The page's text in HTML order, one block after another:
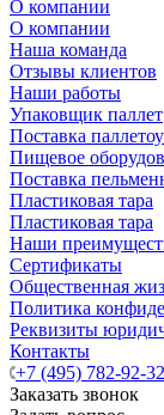
О компании
О компании
Наша команда
Отзывы клиентов
Наши работы
Упаковщик паллет
Поставка
Пищевое
Поставка
Пластиковая тара
Пластиковая тара
Наши
Сертификаты
Общественная
Политика
Реквизиты
Контакты
+7 (495) 782-92-32
Заказать звонок